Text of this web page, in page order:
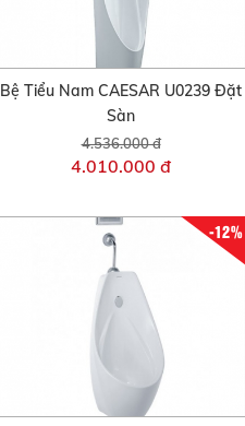
Bệ Tiểu Nam CAESAR U0239 Đặt
Sàn
4.536.000 đ
4.010.000 đ
-12%